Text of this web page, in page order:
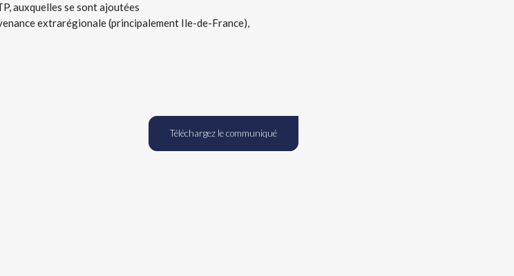
auxquelles se sont ajoutées
extrarégionale (principalement Ile-de-France),
Téléchargez le communiqué